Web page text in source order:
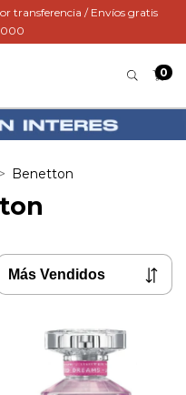
transferencia / Envíos gratis
0
> Benetton